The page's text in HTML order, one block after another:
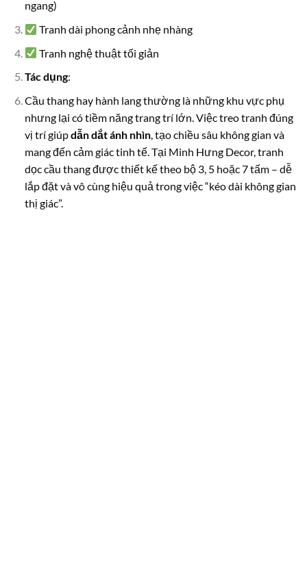
ngang)
Tranh dài phong cảnh nhẹ nhàng
Tranh nghệ thuật tối giản
Tác dụng:
Cầu thang hay hành lang thường là những khu vực phụ
nhưng lại có tiềm năng trang trí lớn. Việc treo tranh đúng
vị trí giúpdẫn dắt ánh nhìn, tạo chiều sâu không gian và
mang đến cảm giác tinh tế. Tại Minh Hưng Decor, tranh
dọc cầu thang được thiết kế theo bộ 3, 5 hoặc 7 tấm – dễ
lắp đặt và vô cùng hiệu quả trong việc “kéo dài không gian
thị giác”.